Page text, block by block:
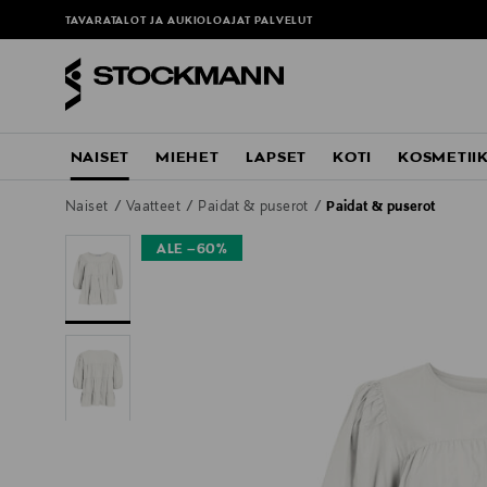
TAVARATALOT JA AUKIOLOAJAT PALVELUT
NAISET MIEHET LAPSET KOTI
Naiset Vaatteet Paidat & puserot Paidat & puserot
ALE –60%